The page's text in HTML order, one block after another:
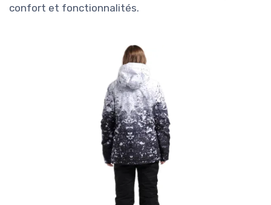
confort et fonctionnalités.